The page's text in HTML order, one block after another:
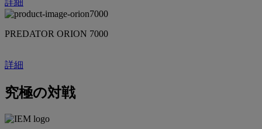
詳細
PREDATOR ORION 7000
詳細
究極の対戦